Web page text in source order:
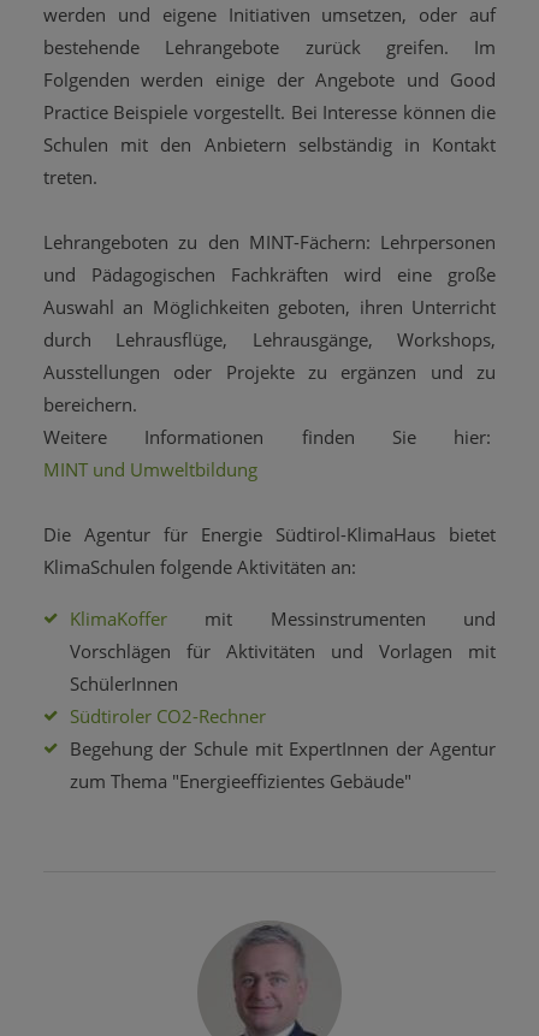
werden und eigene Initiativen umsetzen, oder auf
bestehende Lehrangebote zurück greifen. Im
Folgenden werden einige der Angebote und Good
Practice Beispiele vorgestellt. Bei Interesse können die
Schulen mit den Anbietern selbständig in Kontakt
treten.
Lehrangeboten zu den MINT-Fächern: Lehrpersonen
und Pädagogischen Fachkräften wird eine große
Auswahl an Möglichkeiten geboten, ihren Unterricht
durch Lehrausflüge, Lehrausgänge, Workshops,
Ausstellungen oder Projekte zu ergänzen und zu
bereichern.
Weitere Informationen finden Sie hier:
MINT und Umweltbildung
Die Agentur für Energie Südtirol-KlimaHaus bietet
KlimaSchulen folgende Aktivitäten an:
KlimaKoffermit Messinstrumenten und
Vorschlägen für Aktivitäten und Vorlagen mit
SchülerInnen
Südtiroler CO2-Rechner
Begehung der Schule mit ExpertInnen der Agentur
zum Thema "Energieeffizientes Gebäude"